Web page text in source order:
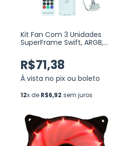
Kit Fan Com 3 Unidades
SuperFrame Swift, ARGB,
Controladora SF-03
R$71,38
Á vista no pix ou boleto
12x de R$6,92 sem juros